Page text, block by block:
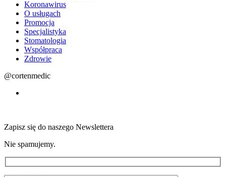
Koronawirus
O usługach
Promocja
Specjalistyka
Stomatologia
Współpraca
Zdrowie
@cortenmedic
Zapisz się do naszego Newslettera
Nie spamujemy.